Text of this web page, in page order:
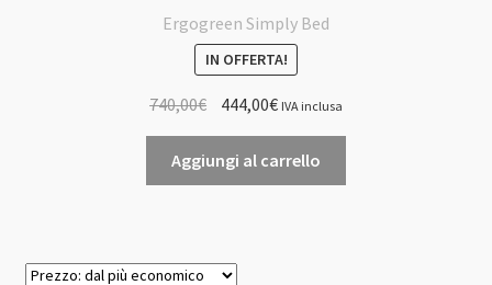
Ergogreen Simply Bed
IN OFFERTA!
740,00€
prezzo
originale
era:
444,00€Il
prezzo
attuale
è:
IVA inclusa
Aggiungi al carrello